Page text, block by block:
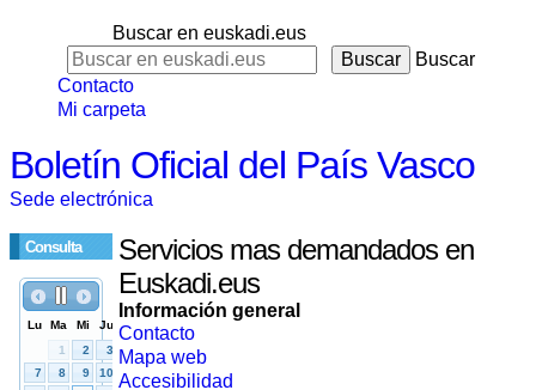
Buscar en euskadi.eus
Buscar
Contacto
Mi carpeta
Boletín Oficial del País Vasco
Sede electrónica
Consulta
Servicios mas demandados en
Euskadi.eus
Información general
Contacto
Mapa web
Accesibilidad